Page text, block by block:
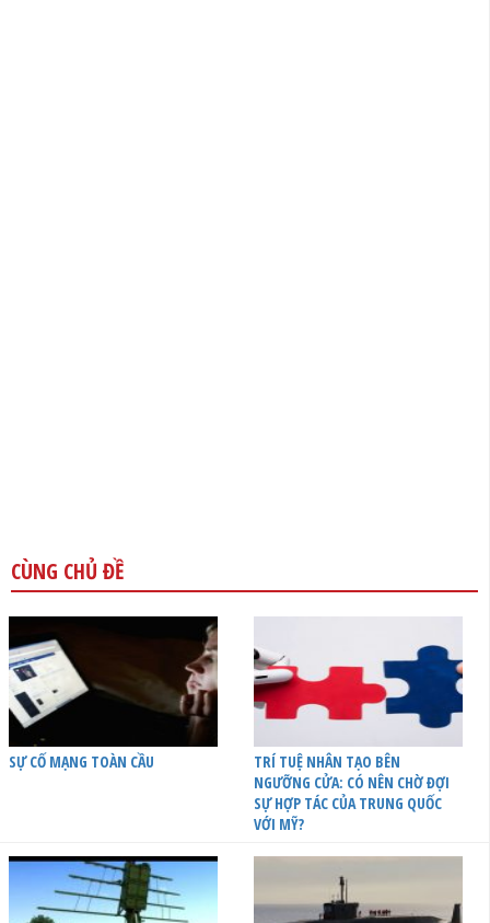
CÙNG CHỦ ĐỀ
SỰ CỐ MẠNG TOÀN CẦU
TRÍ TUỆ NHÂN TẠO BÊN
NGƯỠNG CỬA: CÓ NÊN CHỜ ĐỢI
SỰ HỢP TÁC CỦA TRUNG QUỐC
VỚI MỸ?